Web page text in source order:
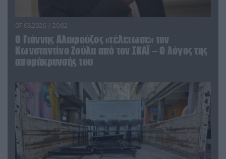
07.08.2026 | 20:02
Ο Γιάννης Αλαφούζος «τέλειωσε» τον
Κωνσταντίνο Ζούλα από τον ΣΚΑΪ – Ο λόγος της
απομάκρυνσής του